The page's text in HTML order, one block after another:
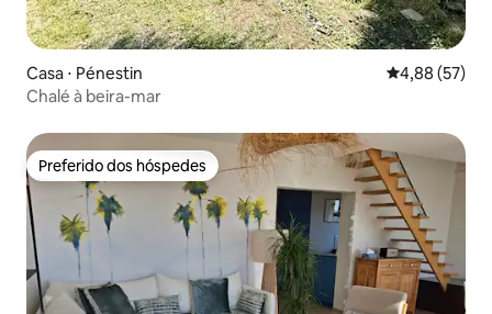
Casa ⋅ Pénestin 4,88 de uma
4,88 (57)
Chalé à beira-mar
Preferido dos hóspedes
Preferido dos hóspedes